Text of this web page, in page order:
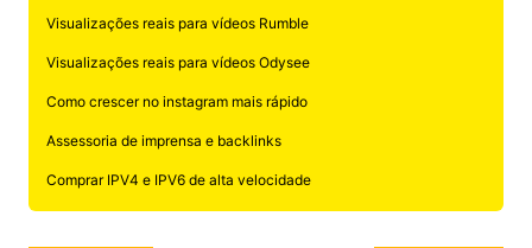
Visualizações reais para vídeos Rumble
Visualizações reais para vídeos Odysee
Como crescer no instagram mais rápido
Assessoria de imprensa e backlinks
Comprar IPV4 e IPV6 de alta velocidade